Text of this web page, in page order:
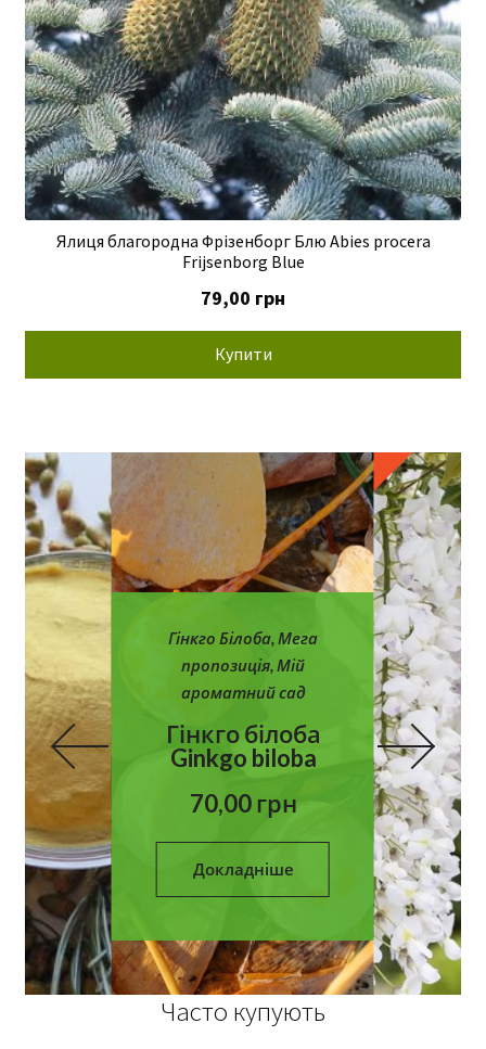
Ялиця благородна Фрізенборг Блю Abies procera
Frijsenborg Blue
79,00 грн
Купити
Гінкго Білоба,Мега
пропозиція,Мій
ароматний сад
Гінкго білоба
Ginkgo biloba
70,00грн
Докладніше
SALE!
Часто купують